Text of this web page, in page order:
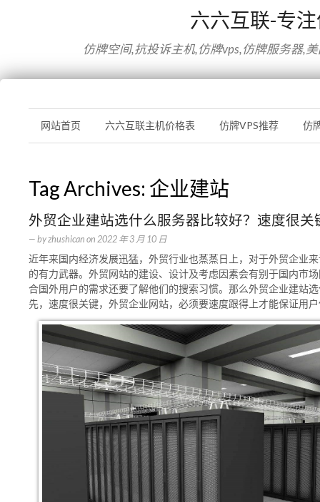
六六互联-专
仿牌空间,抗投诉主机,仿牌vps,仿牌服务器,
网站首页 六六互联主机价格表 仿牌VPS推荐 仿
Tag Archives: 企业建站
外贸企业建站选什么服务器比较好？速度很关
— byzhushican on 2022 年 3 月 10 日
近年来国内经济发展迅猛，外贸行业也蒸蒸日上，对于外贸企业
的有力武器。外贸网站的建设、设计及考虑因素会有别于国内市
合国外用户的需求还要了解他们的搜索习惯。那么外贸企业建站
先，速度很关键，外贸企业网站，必须要速度跟得上才能保证用